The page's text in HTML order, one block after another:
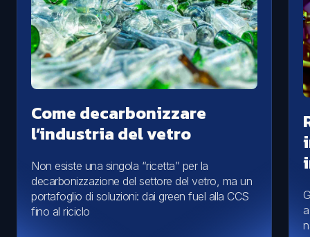
Come decarbonizzare
l’industria del vetro
Non esiste una singola “ricetta” per la
decarbonizzazione del settore del vetro, ma un
portafoglio di soluzioni: dai green fuel alla CCS
fino al riciclo